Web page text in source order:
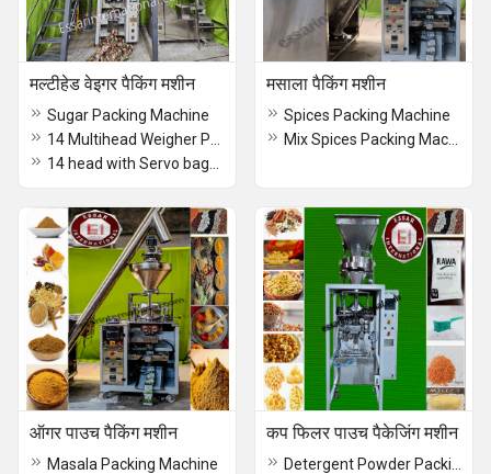
मल्टीहेड वेइगर पैकिंग मशीन
Sugar Packing Machine
मसाला पैकिंग मशीन
Spices Packing Machine
ऑगर पाउच पैकिंग मशीन
Masala Packing Machine
कप फिलर पाउच पैकेजिंग मशीन